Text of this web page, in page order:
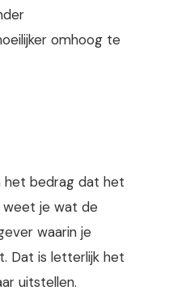
omhoog te
het bedrag dat het
weet je wat de
waarin je
Dat is letterlijk het
uitstellen.